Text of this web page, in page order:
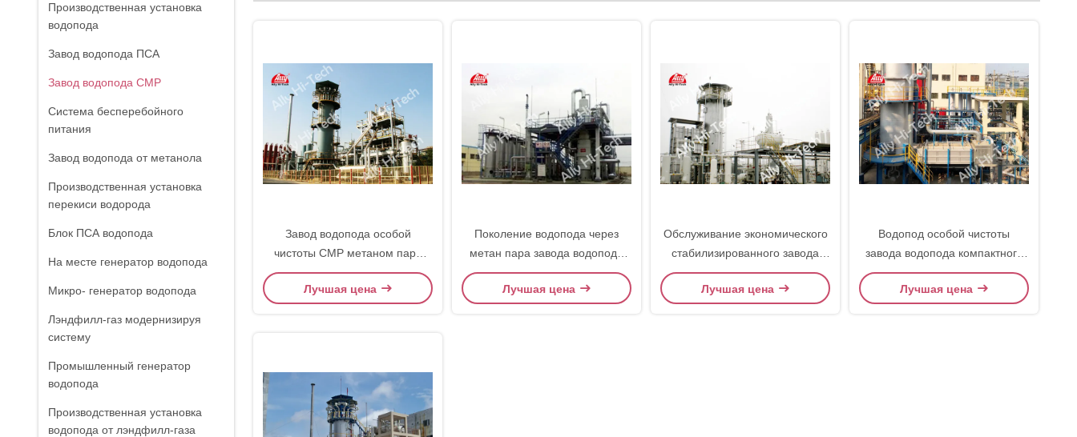
Производственная установка
водопода
Завод водопода ПСА
Завод водопода СМР
Система бесперебойного
питания
Завод водопода от метанола
Производственная установка
перекиси водорода
Блок ПСА водопода
На месте генератор водопода
Микро- генератор водопода
Лэндфилл-газ модернизируя
систему
Промышленный генератор
водопода
Производственная установка
водопода от лэндфилл-газа
Завод водопода особой
чистоты СМР метаном пара
реформируя технологию
Лучшая цена
Поколение водопода через
метан пара завода водопода
СМР реформируя технологию
Лучшая цена
Обслуживание экономического
стабилизированного завода
водопода деятельности СМР
легкое
Лучшая цена
Водопод особой чистоты
завода водопода компактного
плана экономический СМР до
99,9999%
Лучшая цена